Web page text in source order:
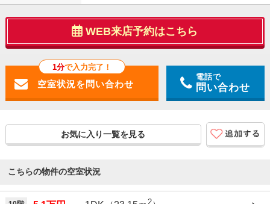
WEB来店予約はこちら
1分で入力完了！
電話で
問い合わせ
お気に入り一覧を見る
こちらの物件の空室状況
2